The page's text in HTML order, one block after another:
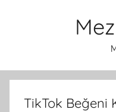
TikTok Beğeni